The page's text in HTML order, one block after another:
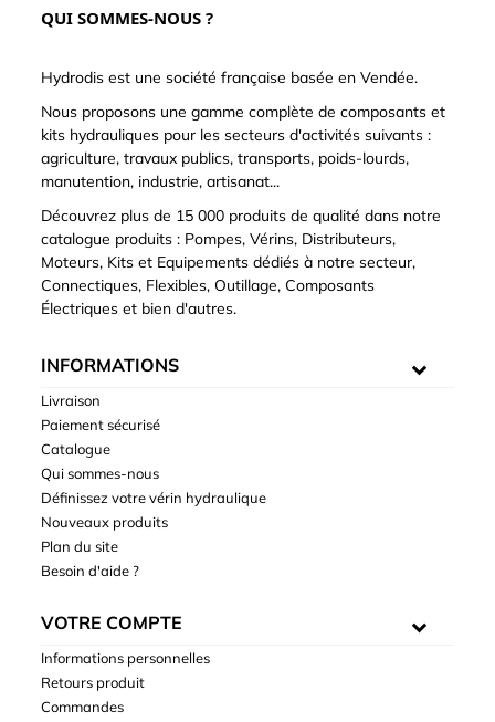
QUI SOMMES-NOUS ?
Hydrodis est une société française basée en Vendée.
Nous proposons une gamme complète de composants et
kits hydrauliques pour les secteurs d'activités suivants :
agriculture, travaux publics, transports, poids-lourds,
manutention, industrie, artisanat...
Découvrez plus de 15 000 produits de qualité dans notre
catalogue produits : Pompes, Vérins, Distributeurs,
Moteurs, Kits et Equipements dédiés à notre secteur,
Connectiques, Flexibles, Outillage, Composants
Électriques et bien d'autres.
INFORMATIONS
Livraison
Paiement sécurisé
Catalogue
Qui sommes-nous
Définissez votre vérin hydraulique
Nouveaux produits
Plan du site
Besoin d'aide ?
VOTRE COMPTE
Informations personnelles
Retours produit
Commandes